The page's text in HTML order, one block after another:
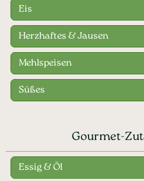
Eis
Herzhaftes & Jausen
Mehlspeisen
Süßes
Gourmet-
Essig & Öl